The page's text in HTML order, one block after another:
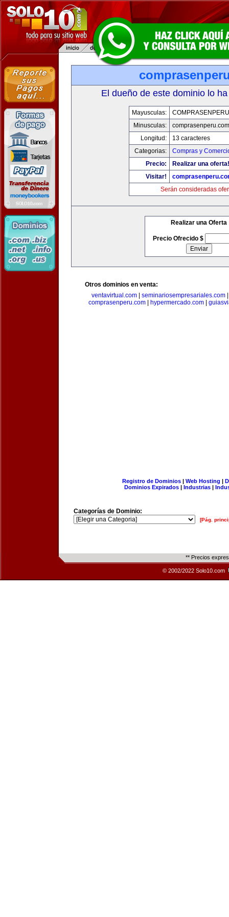
El dueño de este dominio lo
Mayusculas:
Minusculas:
comprasenperu.com
Longitud:
13 caracteres
Categorias:
Compras y
Precio:
Realizar una oferta!
Visitar!
Serán consideradas
Realizar una Oferta
Precio Ofrecido $
Otros dominios en venta:
ventavirtual.com
seminariosempresariales.com
comprasenperu.com
hypermercado.com
Registro de Dominios| Web Hosting |
Dominios Expirados | Industrias |
Categorías de Dominio:
[Pág.
** Precios
© 2002/2022 Solo10.com